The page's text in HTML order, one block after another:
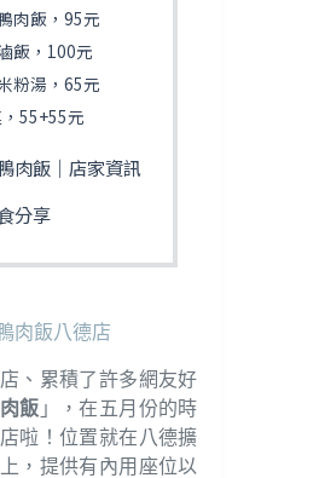
肉飯，95元
飯，100元
粉湯，65元
55+55元
肉飯｜店家資訊
分享
肉飯八德店
、累積了許多網友好
飯 」，在五月份的時
啦！位置就在八德擴
，提供有內用座位以